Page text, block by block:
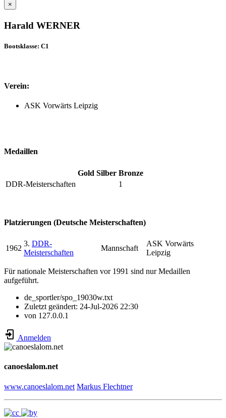
×
Harald WERNER
Bootsklasse: C1
Verein:
ASK Vorwärts Leipzig
Medaillen
Gold Silber Bronze
DDR-Meisterschaften
1
Platzierungen (Deutsche Meisterschaften)
1962
3. DDR-
Meisterschaften
Mannschaft
ASK Vorwärts
Leipzig
Für nationale Meisterschaften vor 1991 sind nur Medaillen
aufgeführt.
de_sportler/spo_19030w.txt
Zuletzt geändert: 24-Jul-2026 22:30
von 127.0.0.1
Anmelden
canoeslalom.net
www.canoeslalom.net Markus Flechtner